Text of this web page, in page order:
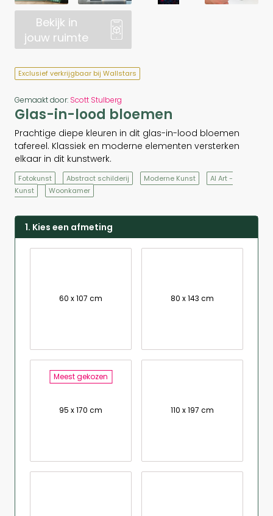
Bekijk in
jouw ruimte
Exclusief verkrijgbaar bij Wallstars
Gemaakt door: Scott Stulberg
Glas-in-lood bloemen
Prachtige diepe kleuren in dit glas-in-lood bloemen
tafereel. Klassiek en moderne elementen versterken
elkaar in dit kunstwerk.
Fotokunst Abstract schilderij Moderne Kunst
AI Art -
Kunst
Woonkamer
1. Kies een afmeting
60 x 107 cm 80 x 143 cm
Meest gekozen
95 x 170 cm 110 x 197 cm